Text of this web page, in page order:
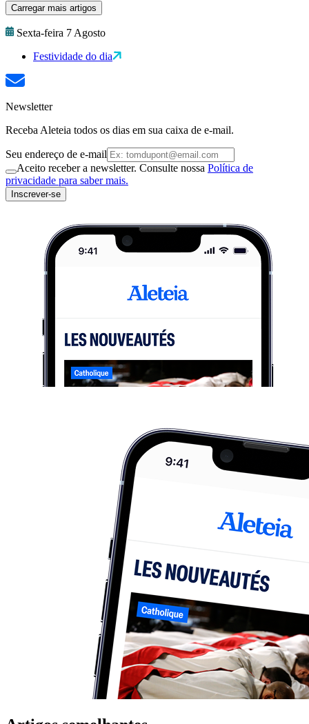
Carregar mais artigos
Sexta-feira 7 Agosto
Festividade do dia
Newsletter
Receba Aleteia todos os dias em sua caixa de e-mail.
Seu endereço de e-mail
Aceito receber a newsletter. Consulte nossa Política de
privacidade para saber mais.
Inscrever-se